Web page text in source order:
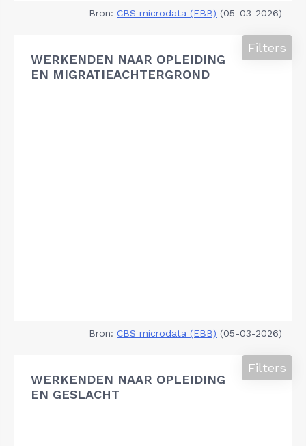
Bron: CBS microdata (EBB) (05-03-2026)
WERKENDEN NAAR OPLEIDING
EN MIGRATIEACHTERGROND
Filters
Bron: CBS microdata (EBB) (05-03-2026)
WERKENDEN NAAR OPLEIDING
EN GESLACHT
Filters